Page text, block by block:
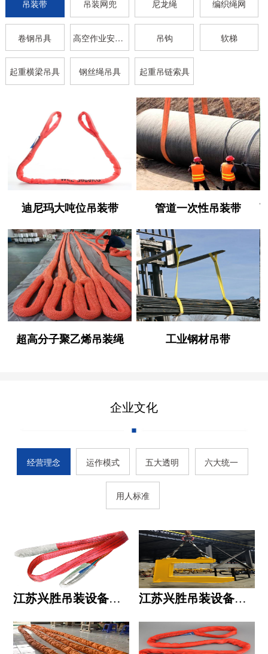
吊装带 吊装网兜 尼龙绳 编织绳网
卷钢吊具 高空作业安全带 吊钩 软梯
起重横梁吊具 钢丝绳吊具 起重吊链索具
迪尼玛大吨位吊装带 管道一次性吊装带
超高分子聚乙烯吊装绳 工业钢材吊带
企业文化
经营理念 运作模式 五大透明 六大统一
用人标准
江苏兴胜吊装设备有限公司的用人标准 江苏兴胜吊装设备有限公司的六大统一